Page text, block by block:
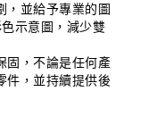
，並給予專業的圖
示意圖，減少雙
固，不論是任何產
件，並持續提供後